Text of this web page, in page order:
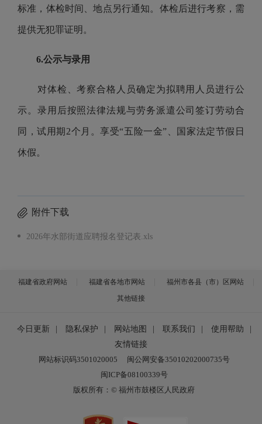
标准，体检时间、地点另行通知。体检后进行考察，需
提供无犯罪证明。
6.公示与录用
对体检、考察合格人员确定为拟聘用人员进行公
示。录用后按照法律法规与劳务派遣公司签订劳动合
同，试用期2个月。享受“五险一金”、国家法定节假日
休假。
附件下载
2026年水部街道应聘报名登记表.xls
福建省政府网站 福建省各地市网站
福州市各县（市）区网站
其他链接
今日更新 隐私保护 网站地图 联系我们 使用帮助
友情链接
网站标识码3501020005
闽公网安备35010202000735号
闽ICP备08100339号
版权所有：© 福州市鼓楼区人民政府